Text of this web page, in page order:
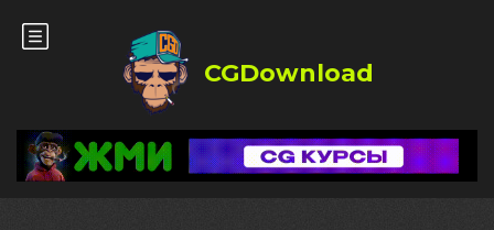
CGDownload